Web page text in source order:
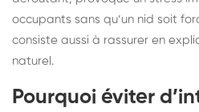
occupants sans qu’un nid soit
consiste aussi à rassurer en
naturel.
Pourquoi éviter